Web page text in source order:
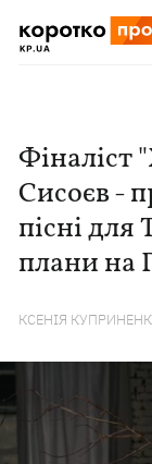
Сисоєв -
пісні для
плани на
КСЕНІЯ